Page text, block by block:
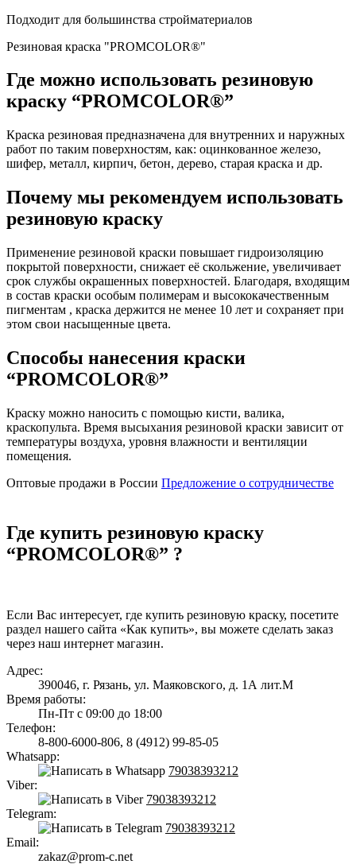
Подходит для большинства стройматериалов
Резиновая краска "PROMCOLOR®"
Где можно использовать резиновую
краску “PROMCOLOR®”
Краска резиновая предназначена для внутренних и наружных
работ по таким поверхностям, как: оцинкованное железо,
шифер, металл, кирпич, бетон, дерево, старая краска и др.
Почему мы рекомендуем использовать
резиновую краску
Применение резиновой краски повышает гидроизоляцию
покрытой поверхности, снижает её скольжение, увеличивает
срок службы окрашенных поверхностей. Благодаря, входящим
в состав краски особым полимерам и высококачественным
пигментам , краска держится не менее 10 лет и сохраняет при
этом свои насыщенные цвета.
Способы нанесения краски
“PROMCOLOR®”
Краску можно наносить с помощью кисти, валика,
краскопульта. Время высыхания резиновой краски зависит от
температуры воздуха, уровня влажности и вентиляции
помещения.
Оптовые продажи в России Предложение о сотрудничестве
Где купить резиновую краску
“PROMCOLOR®” ?
Если Вас интересует, где купить резиновую краску, посетите
раздел нашего сайта «Как купить», вы можете сделать заказ
через наш интернет магазин.
Адрес:
390046, г. Рязань, ул. Маяковского, д. 1А лит.М
Время работы:
Пн-Пт с 09:00 до 18:00
Телефон:
8-800-6000-806, 8 (4912) 99-85-05
Whatsapp:
79038393212
Viber:
79038393212
Telegram:
79038393212
Email:
zakaz@prom-c.net